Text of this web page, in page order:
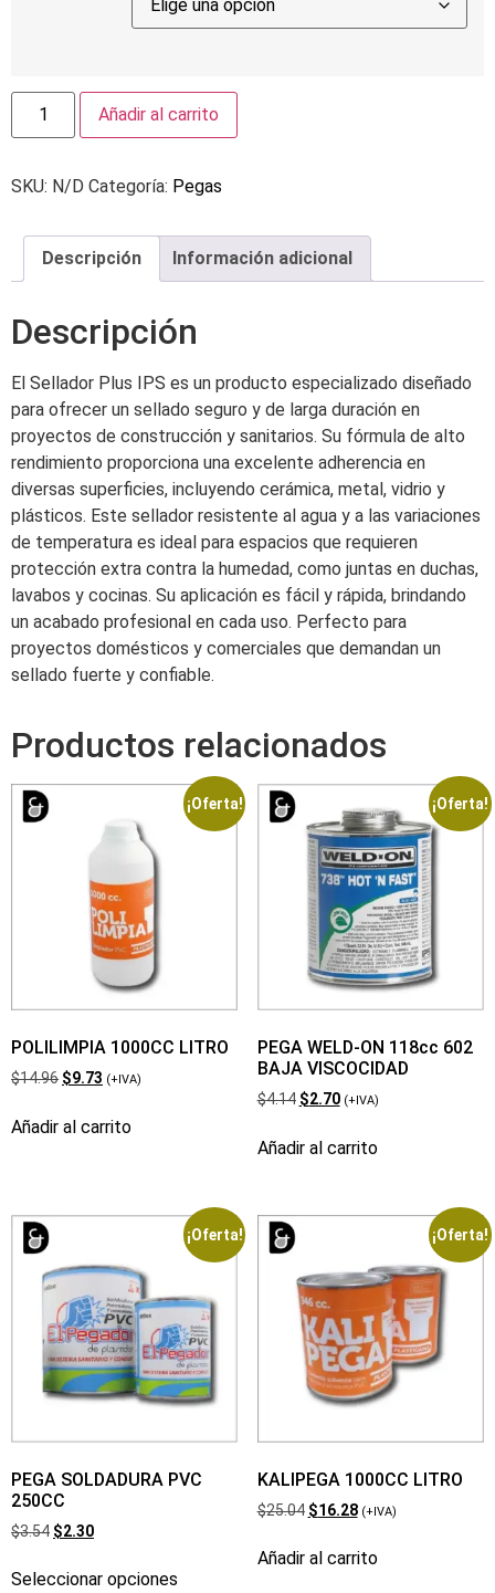
Añadir al carrito
SKU: N/D Categoría: Pegas
Descripción Información adicional
Descripción
El Sellador Plus IPS es un producto especializado diseñado
para ofrecer un sellado seguro y de larga duración en
proyectos de construcción y sanitarios. Su fórmula de alto
rendimiento proporciona una excelente adherencia en
diversas superficies, incluyendo cerámica, metal, vidrio y
plásticos. Este sellador resistente al agua y a las variaciones
de temperatura es ideal para espacios que requieren
protección extra contra la humedad, como juntas en duchas,
lavabos y cocinas. Su aplicación es fácil y rápida, brindando
un acabado profesional en cada uso. Perfecto para
proyectos domésticos y comerciales que demandan un
sellado fuerte y confiable.
Productos relacionados
¡Oferta!
POLILIMPIA 1000CC LITRO
$14.96 $9.73 (+IVA)
Añadir al carrito
¡Oferta!
PEGA WELD-ON 118cc 602
BAJA VISCOCIDAD
$4.14 $2.70 (+IVA)
Añadir al carrito
¡Oferta!
PEGA SOLDADURA PVC
250CC
$3.54 $2.30
Seleccionar opciones
¡Oferta!
KALIPEGA 1000CC LITRO
$25.04 $16.28 (+IVA)
Añadir al carrito